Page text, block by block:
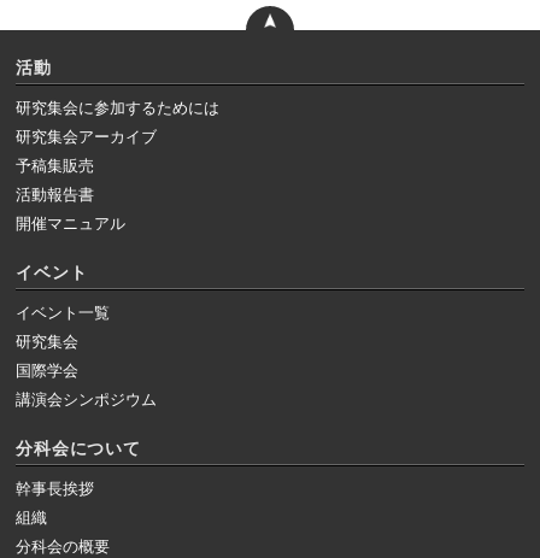
活動
研究集会に参加するためには
研究集会アーカイブ
予稿集販売
活動報告書
開催マニュアル
イベント
イベント一覧
研究集会
国際学会
講演会シンポジウム
分科会について
幹事長挨拶
組織
分科会の概要